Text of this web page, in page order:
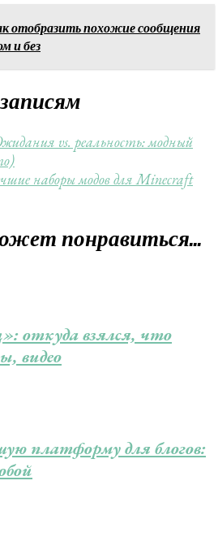
отобразить похожие сообщения
и без
vs. реальность: модный
наборы модов для Minecraft
понравиться...
откуда взялся, что
видео
платформу для блогов: